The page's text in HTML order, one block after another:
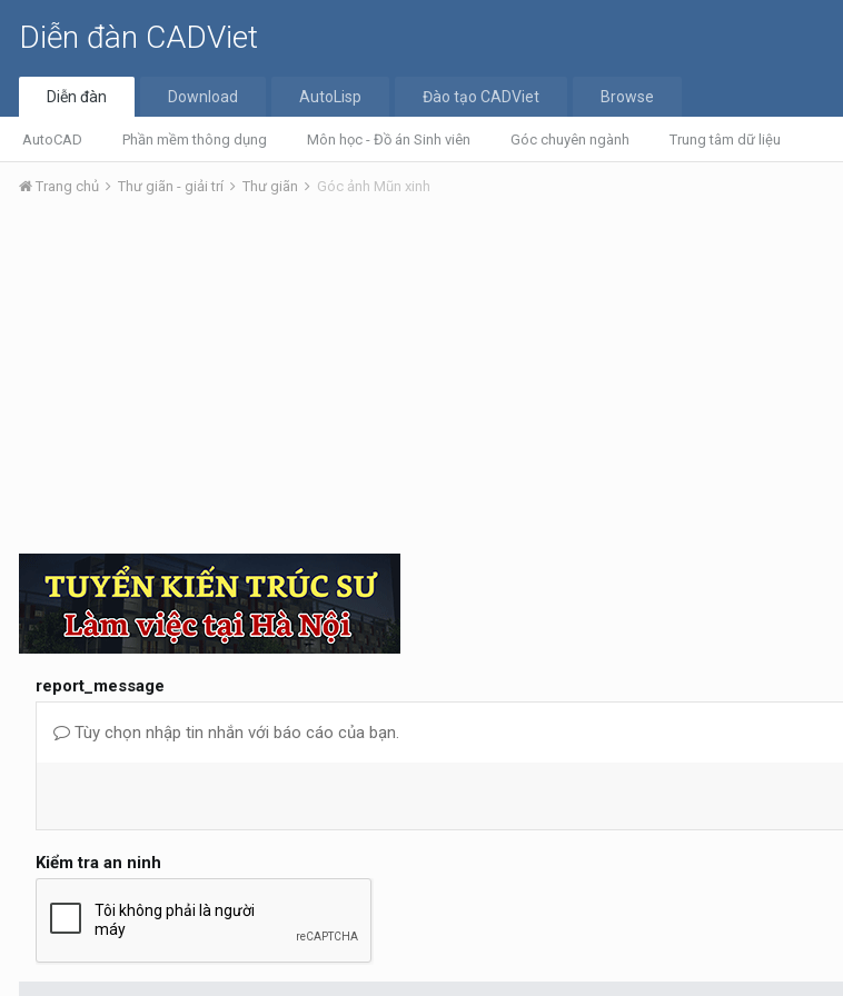
Diễn đàn CADViet
Diễn đàn
AutoCAD Phần mềm thông dụng Môn học - Đồ án Sinh viên Góc chuyên ngành Trung tâm dữ liệu
Download AutoLisp Đào tạo CADViet Browse
Trang chủ Thư giãn - giải trí Thư giãn Góc ảnh Mũn xinh
report_message
Tùy chọn nhập tin nhắn với báo cáo của bạn.
Kiểm tra an ninh